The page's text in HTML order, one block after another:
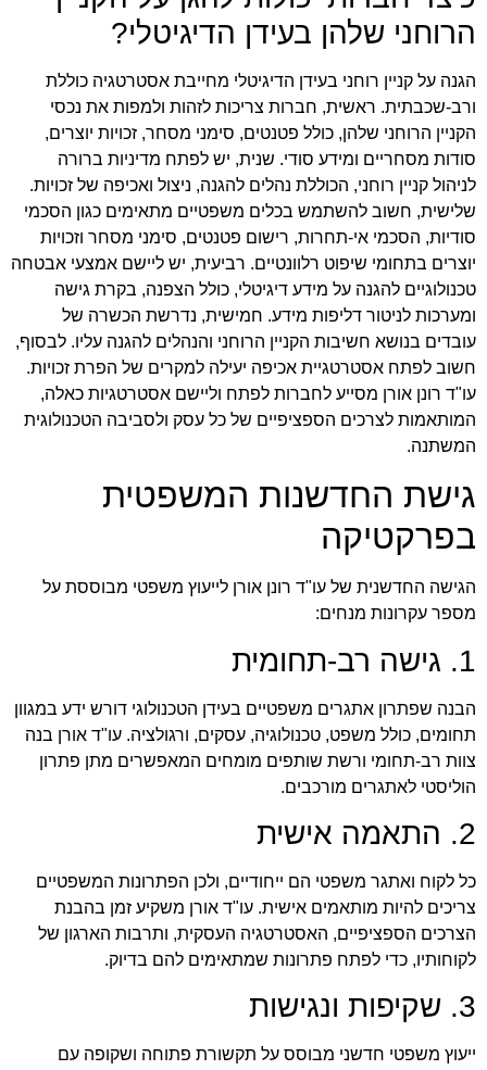
הרוחני שלהן בעידן הדיגיטלי?
הגנה על קניין רוחני בעידן הדיגיטלי מחייבת אסטרטגיה כוללת
ורב-שכבתית. ראשית, חברות צריכות לזהות ולמפות את נכסי
הקניין הרוחני שלהן, כולל פטנטים, סימני מסחר, זכויות יוצרים,
סודות מסחריים ומידע סודי. שנית, יש לפתח מדיניות ברורה
לניהול קניין רוחני, הכוללת נהלים להגנה, ניצול ואכיפה של זכויות.
שלישית, חשוב להשתמש בכלים משפטיים מתאימים כגון הסכמי
סודיות, הסכמי אי-תחרות, רישום פטנטים, סימני מסחר וזכויות
יוצרים בתחומי שיפוט רלוונטיים. רביעית, יש ליישם אמצעי אבטחה
טכנולוגיים להגנה על מידע דיגיטלי, כולל הצפנה, בקרת גישה
ומערכות לניטור דליפות מידע. חמישית, נדרשת הכשרה של
עובדים בנושא חשיבות הקניין הרוחני והנהלים להגנה עליו. לבסוף,
חשוב לפתח אסטרטגיית אכיפה יעילה למקרים של הפרת זכויות.
עו"ד רונן אורן מסייע לחברות לפתח וליישם אסטרטגיות כאלה,
המותאמות לצרכים הספציפיים של כל עסק ולסביבה הטכנולוגית
המשתנה.
גישת החדשנות המשפטית
בפרקטיקה
הגישה החדשנית של עו"ד רונן אורן לייעוץ משפטי מבוססת על
מספר עקרונות מנחים:
1. גישה רב-תחומית
הבנה שפתרון אתגרים משפטיים בעידן הטכנולוגי דורש ידע במגוון
תחומים, כולל משפט, טכנולוגיה, עסקים, ורגולציה. עו"ד אורן בנה
צוות רב-תחומי ורשת שותפים מומחים המאפשרים מתן פתרון
הוליסטי לאתגרים מורכבים.
2. התאמה אישית
כל לקוח ואתגר משפטי הם ייחודיים, ולכן הפתרונות המשפטיים
צריכים להיות מותאמים אישית. עו"ד אורן משקיע זמן בהבנת
הצרכים הספציפיים, האסטרטגיה העסקית, ותרבות הארגון של
לקוחותיו, כדי לפתח פתרונות שמתאימים להם בדיוק.
3. שקיפות ונגישות
ייעוץ משפטי חדשני מבוסס על תקשורת פתוחה ושקופה עם